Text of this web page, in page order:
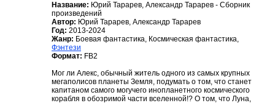
Название: Юрий Тарарев, Александр Тарарев - Сборник
произведений
Автор: Юрий Тарарев, Александр Тарарев
Год: 2013-2024
Жанр: Боевая фантастика, Космическая фантастика,
Фэнтези
Формат: FB2
Мог ли Алекс, обычный житель одного из самых крупных
мегаполисов планеты Земля, подумать о том, что станет
капитаном самого могучего инопланетного космического
корабля в обозримой части вселенной!? О том, что Луна,